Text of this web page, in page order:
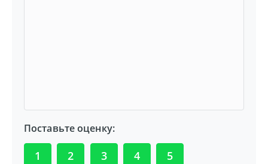
Поставьте оценку:
1 2 3 4 5